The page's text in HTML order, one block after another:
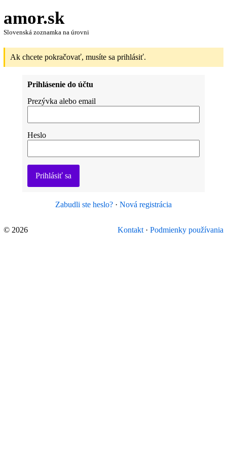
amor.sk
Slovenská zoznamka na úrovni
Ak chcete pokračovať, musíte sa prihlásiť.
Prihlásenie do účtu
Prezývka alebo email
Heslo
Prihlásiť sa
Zabudli ste heslo?· Nová registrácia
© 2026 Kontakt· Podmienky používania